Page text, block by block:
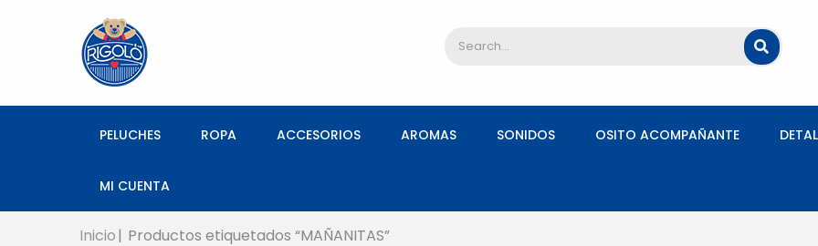
PELUCHES ROPA ACCESORIOS AROMAS SONIDOS OSITO ACOMPAÑANTE
MI CUENTA
Inicio Productos etiquetados “MAÑANITAS”